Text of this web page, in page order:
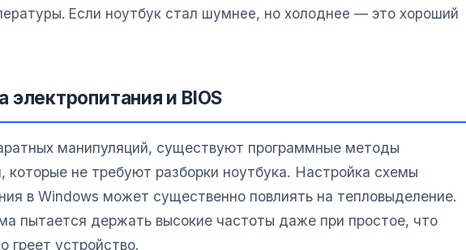
Если ноутбук стал шумнее, но холоднее — это хороший
электропитания и BIOS
манипуляций, существуют программные методы
которые не требуют разборки ноутбука. Настройка схемы
в Windows может существенно повлиять на тепловыделение.
пытается держать высокие частоты даже при простое, что
греет устройство.